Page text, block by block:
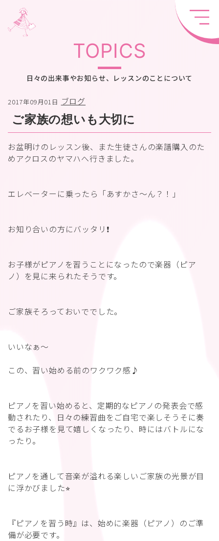
TOPICS
日々の出来事やお知らせ、レッスンのことについて
2017年09月01日 ブログ
ご家族の想いも大切に
お盆明けのレッスン後、また生徒さんの楽譜購入のた
めアクロスのヤマハへ行きました。
エレベーターに乗ったら「あすかさ～ん？！」
お知り合いの方にバッタリ❗️
お子様がピアノを習うことになったので楽器（ピア
ノ）を見に来られたそうです。
ご家族そろっておいででした。
いいなぁ〜
この、習い始める前のワクワク感♪
ピアノを習い始めると、定期的なピアノの発表会で感
動されたり、日々の練習曲をご自宅で楽しそうそに奏
でるお子様を見て嬉しくなったり、時にはバトルにな
ったり。
ピアノを通して音楽が溢れる楽しいご家族の光景が目
に浮かびました⭐︎
『ピアノを習う時』は、始めに楽器（ピアノ）のご準
備が必要です。